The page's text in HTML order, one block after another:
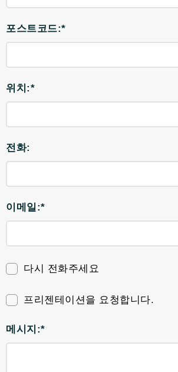
포스트코드:*
위치:*
전화:
이메일:*
다시 전화주세요
프리젠테이션을 요청합니다.
메시지:*